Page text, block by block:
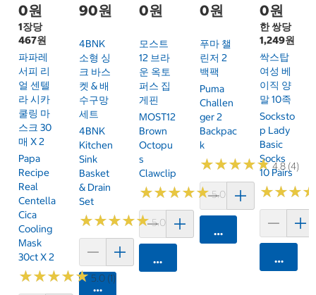
0원
1장당
467원
파파레
서피 리
얼 센텔
라 시카
쿨링 마
스크 30
매 X 2
Papa
Recipe
Real
Centella
Cica
Cooling
Mask
30ct X 2
★★★★★
★★★★★5.0 (1)
90원
4BNK
소형 싱
크 바스
켓 & 배
수구망
세트
4BNK
Kitchen
Sink
Basket
& Drain
Set
★★★★★
★★★★★5.0 (1)
카트에 담기
0원
모스트
12 브라
운 옥토
퍼스 집
게핀
MOST12
Brown
Octopu
S
Clawclip
★★★★★
★★★★★5.0 (2)
카트에 담기
0원
푸마 챌
린저 2
백팩
Puma
Challen
Ger 2
Backpac
K
★★★★★
★★★★★4.8 (4)
카트에 담기
0원
한 쌍당
1,249원
싹스탑
여성 베
이직 양
말 10족
Socksto
P Lady
Basic
Socks
10 Pairs
★★★
★★★
카트에